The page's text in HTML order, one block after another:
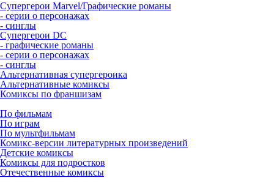
Супергерои Marvel/Графические романы
- серии о персонажах
- синглы
Супергерои DC
- графические романы
- серии о персонажах
- синглы
Альтернативная супергероика
Альтернативные комиксы
Комиксы по франшизам
По фильмам
По играм
По мультфильмам
Комикс-версии литературных произведений
Детские комиксы
Комиксы для подростков
Отечественные комиксы